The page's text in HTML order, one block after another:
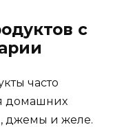
с
часто
домашних
джемы и желе.